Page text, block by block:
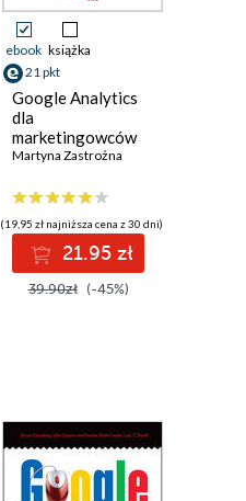
ebook książka
21 pkt
Google Analytics
dla
marketingowców
Martyna Zastrożna
(19,95 zł najniższa cena z 30 dni)
21.95 zł
39.90zł (-45%)